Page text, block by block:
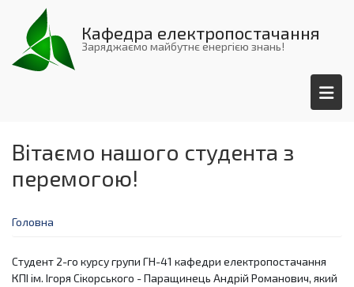
Перейти
основного
вмісту
Кафедра електропостачання
Заряджаємо майбутнє енергією знань!
Вітаємо нашого студента з
перемогою!
Головна
Студент 2-го курсу групи ГН-41 кафедри електропостачання
КПІ ім. Ігоря Сікорського - Паращинець Андрій Романович, який